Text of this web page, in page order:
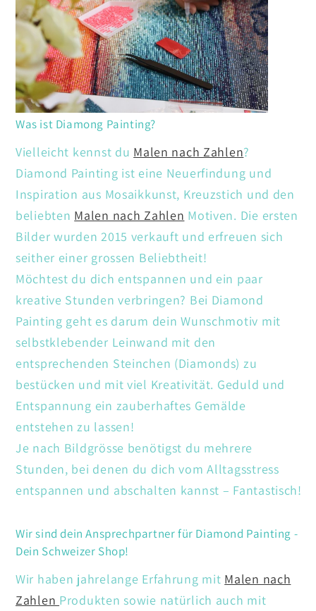
Was ist Diamong Painting?
Vielleicht kennst du Malen nach Zahlen?
Diamond Painting ist eine Neuerfindung und
Inspiration aus Mosaikkunst, Kreuzstich und den
beliebten Malen nach Zahlen Motiven. Die ersten
Bilder wurden 2015 verkauft und erfreuen sich
seither einer grossen Beliebtheit!
Möchtest du dich entspannen und ein paar
kreative Stunden verbringen? Bei Diamond
Painting geht es darum dein Wunschmotiv mit
selbstklebender Leinwand mit den
entsprechenden Steinchen (Diamonds) zu
bestücken und mit viel Kreativität. Geduld und
Entspannung ein zauberhaftes Gemälde
entstehen zu lassen!
Je nach Bildgrösse benötigst du mehrere
Stunden, bei denen du dich vom Alltagsstress
entspannen und abschalten kannst – Fantastisch!
Wir sind dein Ansprechpartner für Diamond Painting -
Dein Schweizer Shop!
Wir haben jahrelange Erfahrung mit Malen nach
Zahlen Produkten sowie natürlich auch mit